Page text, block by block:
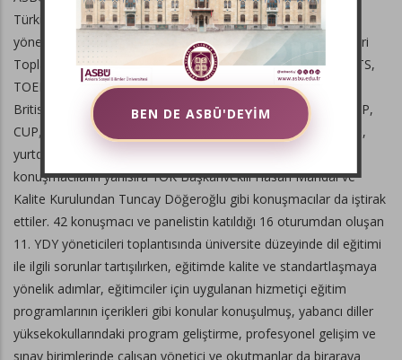
Türkiye ve Kıbrıs’tan 100 üniversitenin ve 170’den fazla
yöneticinin katılımıyla Yabancı Diller Yüksekokulları Yöneticileri
Toplantısının on birincisine ev sahipliği yaptı. Toplantıya, IELTS,
TOEFL, TORFL (Rusçanın Yabancı Dil Olarak test Edilmesi),
British Council, American Embassy, Pearson, MacMillan, OUP,
CUP, English Central gibi eğitim kuruluşlarından temsilciler ile,
yurtdışındaki (Oxford ve Harvard) Üniversitelerinden misafir
konuşmacıların yanısıra YÖK Başkanvekili Hasan Mandal ve
Kalite Kurulundan Tuncay Döğeroğlu gibi konuşmacılar da iştirak
ettiler. 42 konuşmacı ve panelistin katıldığı 16 oturumdan oluşan
11. YDY yöneticileri toplantısında üniversite düzeyinde dil eğitimi
ile ilgili sorunlar tartışılırken, eğitimde kalite ve standartlaşmaya
yönelik adımlar, eğitimciler için uygulanan hizmetiçi eğitim
programlarının içerikleri gibi konular konuşulmuş, yabancı diller
yüksekokullarındaki program geliştirme, profesyonel gelişim ve
sınav birimlerinde çalışan yönetici ve okutmanlar da biraraya
BEN DE ASBÜ'DEYİM